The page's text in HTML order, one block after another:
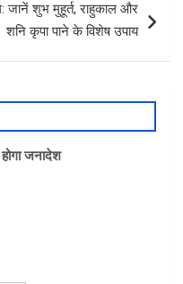
जानें शुभ मुहूर्त, राहुकाल और
शनि कृपा पाने के विशेष उपाय
जनादेश